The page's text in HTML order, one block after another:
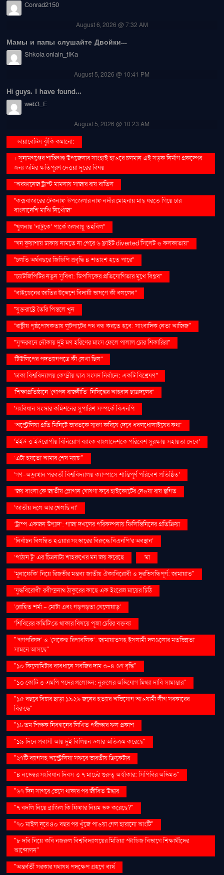
Conrad2150
August 6, 2026 @ 7:32 AM
Мамы и папы слушайте Двойки...
Shkola onlain_tlKa
August 5, 2026 @ 10:41 PM
Hi guys. I have found...
web3_E
August 5, 2026 @ 10:23 AM
. ডায়াবেটিস ঝুঁকি কমানো:
। সুনামগঞ্জের শান্তিগঞ্জ উপজেলার সাংহাই হাওরে চলমান এই সড়ক নির্মাণ প্রকল্পের
জন্য জমির ক্ষতিপূরণ দেওয়া দূরের বিষয়
''অরফানেজ ট্রাস্ট মামলায় সাজার রায় বাতিল
''কক্সবাজারের টেকনাফ উপজেলার নাফ নদীর মোহনায় মাছ ধরতে গিয়ে চার
বাংলাদেশি মাঝি নিখোঁজ''
''খুলনায় ‘নাটুকে’ পার্কে জলবায়ু তহবিল''
''ঘন কুয়াশায় ঢাকায় নামতে না পেরে ৬ ফ্লাইট diverted সিলেট ও কলকাতায়''
''চলতি অর্থবছরে জিডিপি প্রবৃদ্ধি ৪ শতাংশ হতে পারে''
''চ্যাটজিপিটির নতুন সুবিধা: ডিপসিকের প্রতিযোগিতার মুখে বিপ্লব''
''বাইডেনের জাতির উদ্দেশে বিদায়ী ভাষণে কী বললেন''
''যুক্তরাষ্ট্রে তৈরি পিস্তলে খুন
''রাষ্ট্রীয় পৃষ্ঠপোষকতায় লুটপাটের পথ বন্ধ করতে হবে: সাংবাদিক নেতা আজিজ"
''সুন্দরবনে নৌকায় দুই মণ হরিণের মাংস ফেলে পালাল চোর শিকারিরা''
'টিউলিপের পদত্যাগপত্রে কী লেখা ছিল''
'ঢাকা বিশ্ববিদ্যালয় কেন্দ্রীয় ছাত্র সংসদ নির্বাচন: একটি বিশ্লেষণ''
'শিক্ষাপ্রতিষ্ঠানে ‘গোপন রাজনীতি’ নিষিদ্ধের আহ্বান ছাত্রদলের''
'সংবিধান সংস্কার কমিশনের সুপারিশ সম্পর্কে বিএনপি
‘অস্ট্রেলিয়া প্রতি মিনিটে ভারতকে স্মরণ করিয়ে দেবে ধবলধোলাইয়ের কথা’
‘ইইউ ও ইউরোপীয় বিনিয়োগ ব্যাংক বাংলাদেশকে পরিবেশ সুরক্ষায় সহায়তা দেবে’
‘এটা হয়তো আমার শেষ ম্যাচ’"
‘গণ–অভ্যুত্থান পরবর্তী বিশ্ববিদ্যালয় ক্যাম্পাসে শান্তিপূর্ণ পরিবেশ প্রতিষ্ঠিত’
‘জয় বাংলা’কে জাতীয় স্লোগান ঘোষণা করে হাইকোর্টের দেওয়া রায় স্থগিত
‘জাতীয় দলে আর খেলছি না’
‘ট্রাম্প একজন উন্মাদ’: গাজা দখলের পরিকল্পনায় ফিলিস্তিনিদের প্রতিক্রিয়া
‘নির্বাচন বিলম্বিত হওয়ার সংস্কারের বিরুদ্ধে বিএনপি’র অবস্থান’
‘পাঠান টু’ এর চিত্রনাট্য শাহরুখের মন জয় করেছে
‘মা
‘মুনাফেকি’ নিয়ে রিজভীর মন্তব্য জাতীয় ঐক্যবিরোধী ও দুরভিসন্ধিপূর্ণ: জামায়াত"
‘যুদ্ধবিরোধী’ রবীন্দ্রনাথ ঠাকুরের কাছে এক ইংরেজ মায়ের চিঠি
‘রোহিত শর্মা - মোটা এবং গড়পড়তা খেলোয়াড়’
‘শিবিরের কমিটি’তে থাকার বিষয়ে পূজা চেরির বক্তব্য
"‘গণপরিষদ’ ও ‘সেকেন্ড রিপাবলিক’: জামায়াতসহ ইসলামী দলগুলোর মতভিন্নতা
সামনে আসছে"
"১০ কিলোমিটার ব্যবধানে সবজির দাম ৩-৪ গুণ বৃদ্ধি"
"১০ কোটি ও এমপি পদের প্রলোভন: নুরুলের অভিযোগ মিথ্যা দাবি সামান্তার"
"১৫ বছরে বিচার ছাড়া ১৯২৬ জনের হত্যার অভিযোগ আওয়ামী লীগ সরকারের
বিরুদ্ধে"
"১৮তম শিক্ষক নিবন্ধনের লিখিত পরীক্ষার ফল প্রকাশ
"১৯ দিনে প্রবাসী আয় দুই বিলিয়ন ডলার অতিক্রম করেছে"
"২৭টি ব্যাগসহ অস্ট্রেলিয়া সফরে ভারতীয় ক্রিকেটার
"৪ নভেম্বর সংবিধান দিবস ও ৭ মার্চের গুরুত্ব অস্বীকার: সিপিবির অভিমত"
"৬৭ দিন সাগরে ভেসে থাকার পর জীবিত উদ্ধার
"৭ বদলি নিয়ে ব্রাজিল কি ফিফার নিয়ম ভঙ্গ করেছে?"
"৭০ মাইল দূরে ৪০ বছর পর খুঁজে পাওয়া গেল হারানো আংটি"
"৮ দবি নিয়ে কবি নজরুল বিশ্ববিদ্যালয়ের মিডিয়া স্টাডিজ বিভাগে শিক্ষার্থীদের
আন্দোলন"
"অন্তর্বর্তী সরকার যথাযথ পদক্ষেপ গ্রহণে ব্যর্থ